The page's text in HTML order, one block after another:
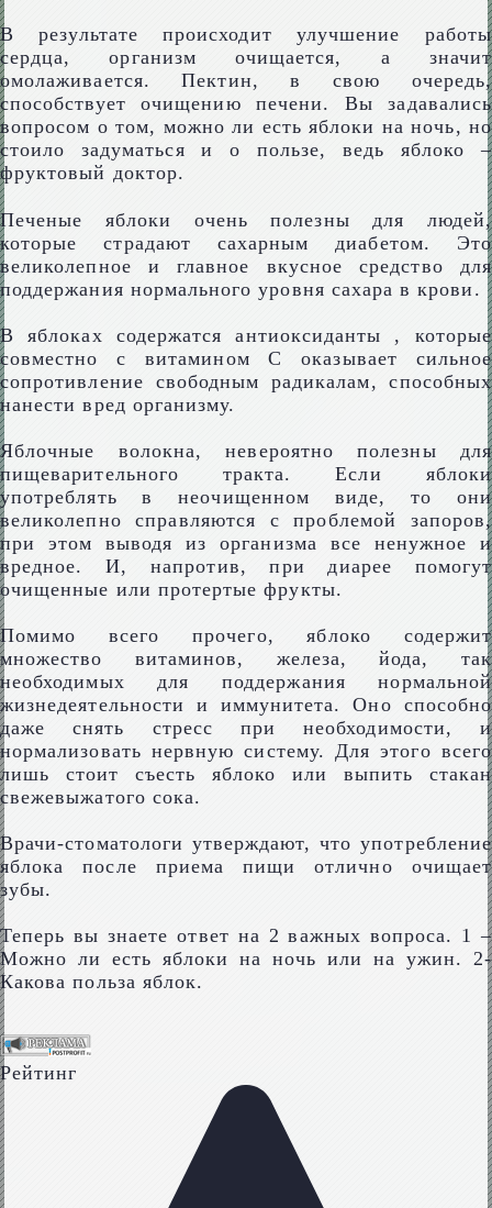
В результате происходит улучшение работы
сердца, организм очищается, а значит
омолаживается. Пектин, в свою очередь,
способствует очищению печени. Вы задавались
вопросом о том, можно ли есть яблоки на ночь, но
стоило задуматься и о пользе, ведь яблоко –
фруктовый доктор.
Печеные яблоки очень полезны для людей,
которые страдают сахарным диабетом. Это
великолепное и главное вкусное средство для
поддержания нормального уровня сахара в крови.
В яблоках содержатся антиоксиданты , которые
совместно с витамином С оказывает сильное
сопротивление свободным радикалам, способных
нанести вред организму.
Яблочные волокна, невероятно полезны для
пищеварительного тракта. Если яблоки
употреблять в неочищенном виде, то они
великолепно справляются с проблемой запоров,
при этом выводя из организма все ненужное и
вредное. И, напротив, при диарее помогут
очищенные или протертые фрукты.
Помимо всего прочего, яблоко содержит
множество витаминов, железа, йода, так
необходимых для поддержания нормальной
жизнедеятельности и иммунитета. Оно способно
даже снять стресс при необходимости, и
нормализовать нервную систему. Для этого всего
лишь стоит съесть яблоко или выпить стакан
свежевыжатого сока.
Врачи-стоматологи утверждают, что употребление
яблока после приема пищи отлично очищает
зубы.
Теперь вы знаете ответ на 2 важных вопроса. 1 –
Можно ли есть яблоки на ночь или на ужин. 2-
Какова польза яблок.
Рейтинг